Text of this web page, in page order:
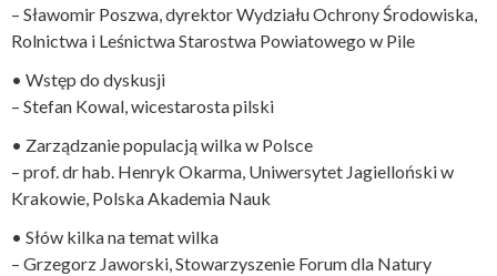
– Sławomir Poszwa, dyrektor Wydziału Ochrony Środowiska,
Rolnictwa i Leśnictwa Starostwa Powiatowego w Pile
• Wstęp do dyskusji
– Stefan Kowal, wicestarosta pilski
• Zarządzanie populacją wilka w Polsce
– prof. dr hab. Henryk Okarma, Uniwersytet Jagielloński w
Krakowie, Polska Akademia Nauk
• Słów kilka na temat wilka
– Grzegorz Jaworski, Stowarzyszenie Forum dla Natury